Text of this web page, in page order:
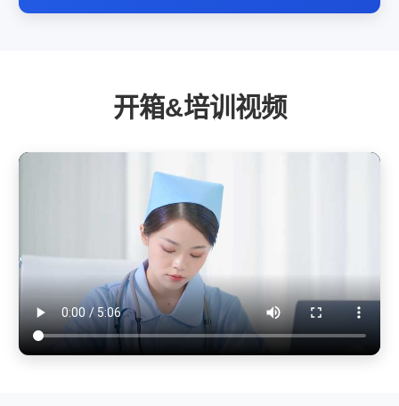
开箱&培训视频